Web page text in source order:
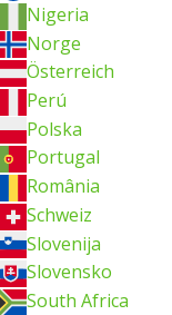
Nigeria
Norge
Österreich
Perú
Polska
Portugal
România
Schweiz
Slovenija
Slovensko
South Africa